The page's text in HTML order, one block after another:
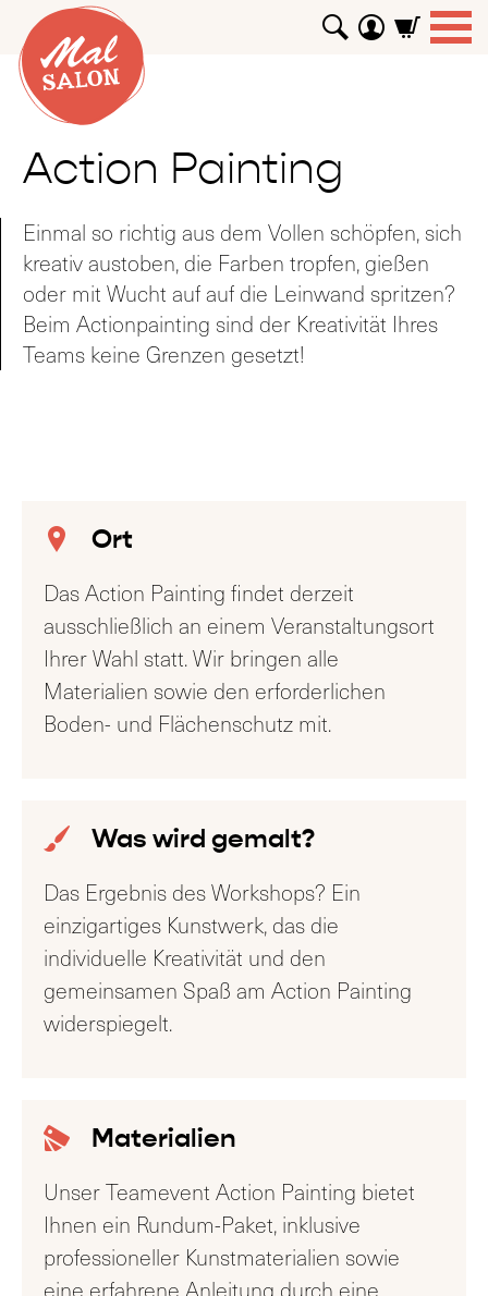
Action Painting
Einmal so richtig aus dem Vollen schöpfen, sich
kreativ austoben, die Farben tropfen, gießen
oder mit Wucht auf auf die Leinwand spritzen?
Beim Actionpainting sind der Kreativität Ihres
Teams keine Grenzen gesetzt!
Ort
Das Action Painting findet derzeit
ausschließlich an einem Veranstaltungsort
Ihrer Wahl statt. Wir bringen alle
Materialien sowie den erforderlichen
Boden- und Flächenschutz mit.
Was wird gemalt?
Das Ergebnis des Workshops? Ein
einzigartiges Kunstwerk, das die
individuelle Kreativität und den
gemeinsamen Spaß am Action Painting
widerspiegelt.
Materialien
Unser Teamevent Action Painting bietet
Ihnen ein Rundum-Paket, inklusive
professioneller Kunstmaterialien sowie
eine erfahrene Anleitung durch eine